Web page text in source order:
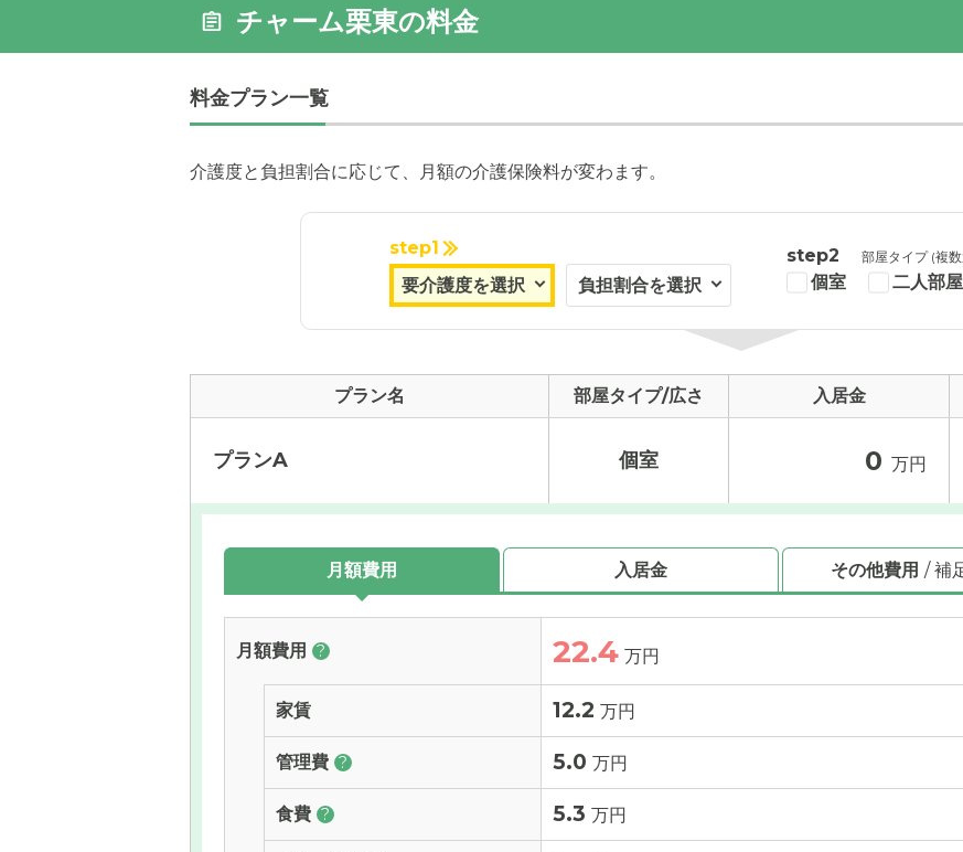
チャーム栗東の料金
料金プラン一覧
介護度と負担割合に応じて、月額の介護保険料が変わます。
step1 step2 部屋タイプ (複
個室 二人部屋
プラン名 部屋タイプ/広さ 入居金
プランA 個室 0 万円
月額費用 入居金 その他費用 / 補
月額費用 ? 22.4 万円
家賃 12.2 万円
管理費 ? 5.0 万円
食費 ? 5.3 万円